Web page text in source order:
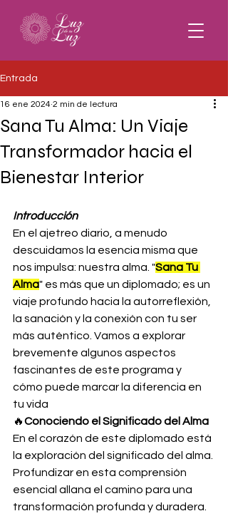
Entrada
Sana Tu Alma: Un Viaje
Transformador hacia el
Bienestar Interior
16 ene 2024 2 min de lectura
Introducción
En el ajetreo diario, a menudo
descuidamos la esencia misma que
nos impulsa: nuestra alma. "Sana Tu
Alma" es más que un diplomado; es un
viaje profundo hacia la autorreflexión,
la sanación y la conexión con tu ser
más auténtico. Vamos a explorar
brevemente algunos aspectos
fascinantes de este programa y
cómo puede marcar la diferencia en
tu vida
🔥Conociendo el Significado del Alma
En el corazón de este diplomado está
la exploración del significado del alma.
Profundizar en esta comprensión
esencial allana el camino para una
transformación profunda y duradera.